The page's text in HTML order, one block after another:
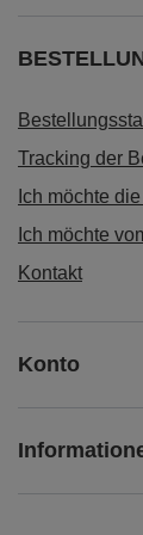
Tracking der
Ich möchte
Ich möchte
Kontakt
Konto